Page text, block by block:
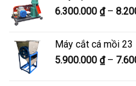
6.300.000 ₫ –
Máy cắt cá mồi
5.900.000 ₫ –